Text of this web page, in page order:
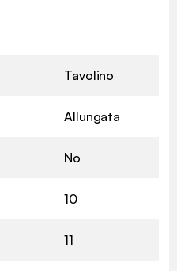
Tavolino
Allungata
No
10
11